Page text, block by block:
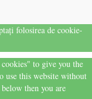
folosirea de cookie-
to give you the
use this website without
then you are